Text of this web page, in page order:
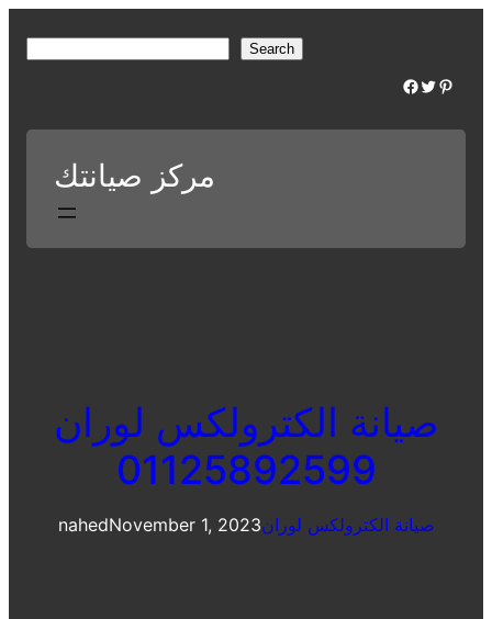
r
Search
Facebook Twitter Pinterest
مركز صيانتك
صيانة الكترولكس لوران
01125892599
nahedNovember 1, 2023صيانة الكترولكس لوران